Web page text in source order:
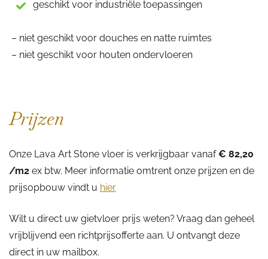
geschikt voor industriële toepassingen
– niet geschikt voor douches en natte ruimtes
– niet geschikt voor houten ondervloeren
Prijzen
Onze Lava Art Stone vloer is verkrijgbaar vanaf€ 82,20
/m2 ex btw. Meer informatie omtrent onze prijzen en de
prijsopbouw vindt u hier
Wilt u direct uw gietvloer prijs weten? Vraag dan geheel
vrijblijvend een richtprijsofferte aan. U ontvangt deze
direct in uw mailbox.